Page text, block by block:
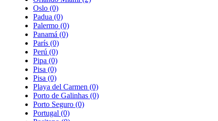
Oslo (0)
Padua (0)
Palermo (0)
Panamá (0)
París (0)
Perú (0)
Pipa (0)
Pisa (0)
Pisa (0)
Playa del Carmen (0)
Porto de Galinhas (0)
Porto Seguro (0)
Portugal (0)